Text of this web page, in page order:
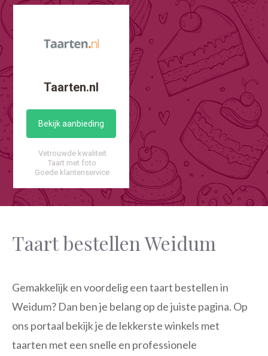
Taarten.nl
Bekijk aanbieding
Vetrouwde kwaliteit
Taart met foto
Goede klantenservice
Taart bestellen Weidum
Gemakkelijk en voordelig een taart bestellen in
Weidum? Dan ben je belang op de juiste pagina. Op
ons portaal bekijk je de lekkerste winkels met
taarten met een snelle en professionele